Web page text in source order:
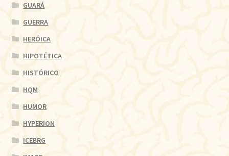
GUARÁ
GUERRA
HERÓICA
HIPOTÉTICA
HISTÓRICO
HQM
HUMOR
HYPERION
ICEBRG